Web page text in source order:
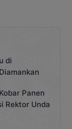
di
Panen
Rektor Unda